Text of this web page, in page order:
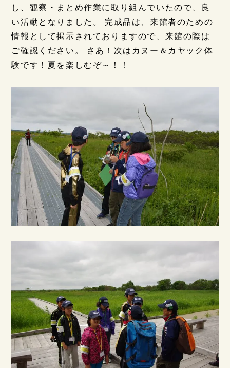
し、観察・まとめ作業に取り組んでいたので、良
い活動となりました。 完成品は、来館者のための
情報として掲示されておりますので、来館の際は
ご確認ください。 さあ！次はカヌー＆カヤック体
験です！夏を楽しむぞ～！！